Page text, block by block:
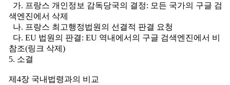
가. 프랑스 개인정보 감독당국의 결정: 모든 국가의 구글 검
색엔진에서 삭제
나. 프랑스 최고행정법원의 선결적 판결 요청
다. EU 법원의 판결: EU 역내에서의 구글 검색엔진에서 비
참조(링크 삭제)
5. 소결
제4장 국내법령과의 비교